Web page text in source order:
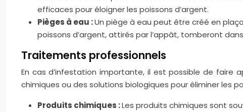
efficaces pour éloigner les poissons d’argent.
Pièges à eau :Un piège à eau peut être créé en
poissons d’argent, attirés par l’appât, tomberont
Traitements professionnels
En cas d’infestation importante, il est possible de faire
chimiques ou des solutions biologiques pour éliminer les
Produits chimiques :Les produits chimiques sont